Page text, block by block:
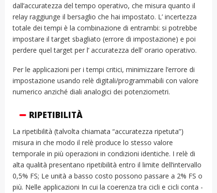
dall’accuratezza del tempo operativo, che misura quanto il
relay raggiunge il bersaglio che hai impostato. L’ incertezza
totale dei tempi è la combinazione di entrambi: si potrebbe
impostare il target sbagliato (errore di impostazione) e poi
perdere quel target per l’ accuratezza dell’ orario operativo.
Per le applicazioni per i tempi critici, minimizzare l’errore di
impostazione usando relè digitali/programmabili con valore
numerico anziché diali analogici dei potenziometri.
RIPETIBILITÀ
La ripetibilità (talvolta chiamata “accuratezza ripetuta”)
misura in che modo il relè produce lo stesso valore
temporale in più operazioni in condizioni identiche. I relè di
alta qualità presentano ripetibilità entro il limite dell’intervallo
0,5% FS; Le unità a basso costo possono passare a 2% FS o
più. Nelle applicazioni In cui la coerenza tra cicli e cicli conta -